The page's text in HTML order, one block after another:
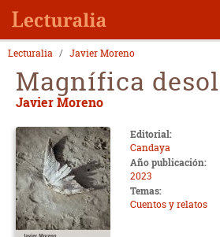
Lecturalia Javier Moreno
Magnífica
Javier Moreno
Editorial:
Candaya
Año publicación:
2023
Temas:
Cuentos y relatos